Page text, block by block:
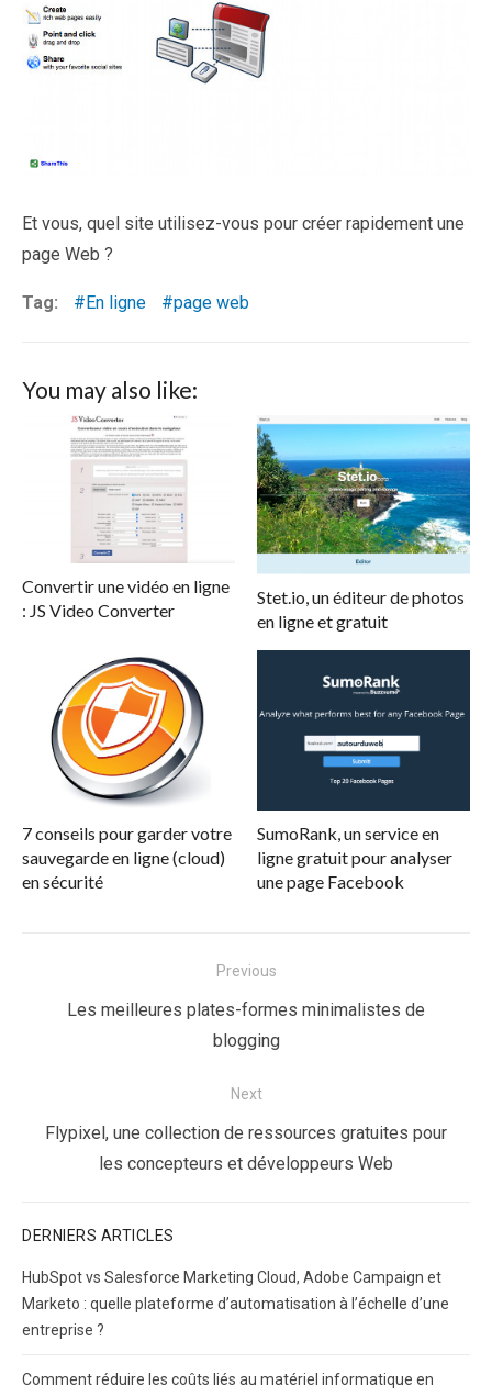
Et vous, quel site utilisez-vous pour créer rapidement une
page Web ?
Tag: En ligne page web
You may also like:
Convertir une vidéo en ligne
: JS Video Converter
Stet.io, un éditeur de photos
en ligne et gratuit
7 conseils pour garder votre
sauvegarde en ligne (cloud)
en sécurité
SumoRank, un service en
ligne gratuit pour analyser
une page Facebook
Previous
PreviousLes meilleures plates-formes minimalistes de
blogging
Next
Next
Flypixel, une collection de ressources gratuites pour
les concepteurs et développeurs Web
DERNIERS ARTICLES
HubSpot vs Salesforce Marketing Cloud, Adobe Campaign et
Marketo : quelle plateforme d’automatisation à l’échelle d’une
entreprise ?
Comment réduire les coûts liés au matériel informatique en